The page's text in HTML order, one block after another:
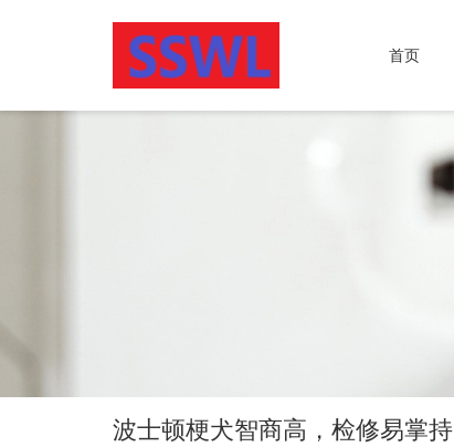
首页
波士顿梗犬智商高，检修易掌持